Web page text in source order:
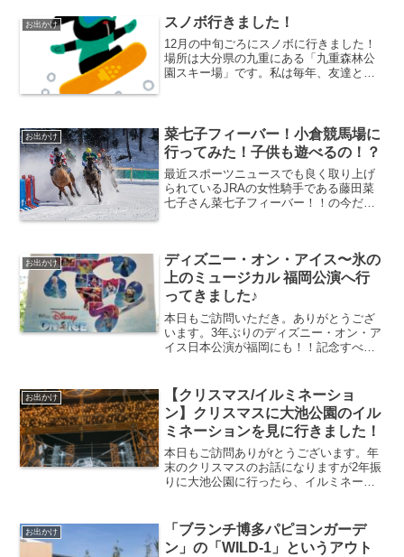
お出かけ スノボ行きました！
12月の中旬ごろにスノボに行きました！
場所は大分県の九重にある「九重森林公
園スキー場」です。私は毎年、友達と行
た！九重スキー場とは広さ...
お出かけ
菜七子フィーバー！小倉競馬場に
行ってみた！子供も遊べるの！？
最近スポーツニュースでも良く取り上げ
られているJRAの女性騎手である藤田菜
七子さん菜七子フィーバー！！の今だか
んでみたのでレポ...
お出かけ
ディズニー・オン・アイス〜氷の
上のミュージカル 福岡公演へ行
ってきました♪
本日もご訪問いただき。ありがとうござ
います。3年ぶりのディズニー・オン・ア
イス日本公演が福岡にも！！記念すべき
TOUR 35th ANNIVERSARY」福岡公...
お出かけ
【クリスマス/イルミネーショ
ン】クリスマスに大池公園のイル
ミネーションを見に行きました！
本日もご訪問ありがrとうございます。年
末のクリスマスのお話になりますが2年振
りに大池公園に行ったら、イルミネーシ
違う気がして、ポップ系の音楽が流れて
いました🎶音楽はここ...
お出かけ
「ブランチ博多パピヨンガーデ
ン」の「WILD-1」というアウト